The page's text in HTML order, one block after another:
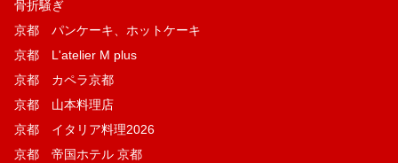
骨折騒ぎ
京都 パンケーキ、ホットケーキ
京都 L'atelier M plus
京都 カペラ京都
京都 山本料理店
京都 イタリア料理2026
京都 帝国ホテル 京都